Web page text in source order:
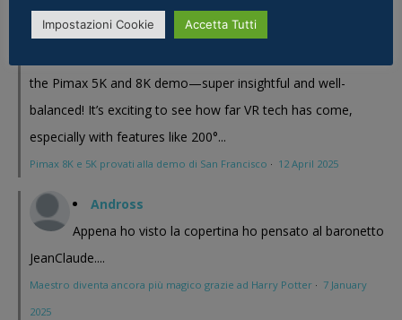
Eric Marcus
the Pimax 5K and 8K demo—super insightful and well-
balanced! It’s exciting to see how far VR tech has come,
especially with features like 200°...
Pimax 8K e 5K provati alla demo di San Francisco · 12 April 2025
Andross
Appena ho visto la copertina ho pensato al baronetto
JeanClaude....
Maestro diventa ancora più magico grazie ad Harry Potter · 7 January
2025
Impostazioni Cookie Accetta Tutti